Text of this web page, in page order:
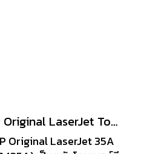
HP Original LaserJet Toner Cartridge 35A CB435A
Original LaserJet 35A